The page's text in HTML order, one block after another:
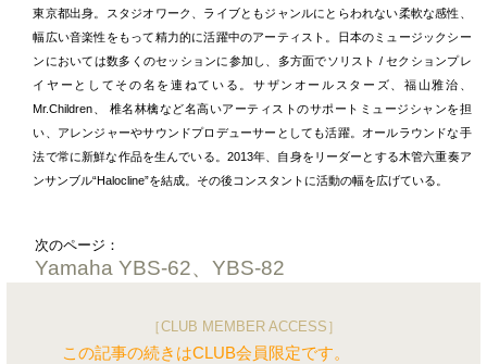
東京都出身。スタジオワーク、ライブともジャンルにとらわれない柔軟な感性、
幅広い音楽性をもって精力的に活躍中のアーティスト。日本のミュージックシー
ンにおいては数多くのセッションに参加し、多方面でソリスト / セクションプレ
イヤーとしてその名を連ねている。サザンオールスターズ、福山雅治、
Mr.Children、 椎名林檎など名高いアーティストのサポートミュージシャンを担
い、アレンジャーやサウンドプロデューサーとしても活躍。オールラウンドな手
法で常に新鮮な作品を生んでいる。2013年、自身をリーダーとする木管六重奏ア
ンサンブル“Halocline”を結成。その後コンスタントに活動の幅を広げている。
次のページ：
Yamaha YBS-62、YBS-82
［CLUB MEMBER ACCESS］
この記事の続きはCLUB会員限定です。